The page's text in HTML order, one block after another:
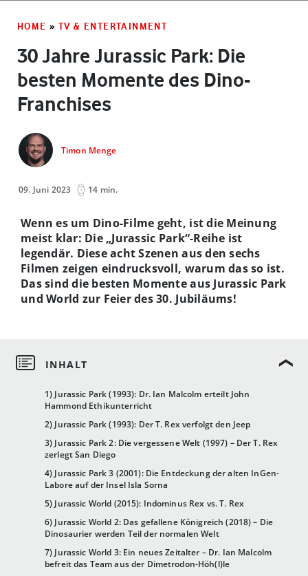
HOME » TV & ENTERTAINMENT
30 Jahre Jurassic Park: Die
besten Momente des Dino-
Franchises
Timon Menge
09. Juni 2023 14 min.
1) Jurassic Park (1993): Dr. Ian Malcolm erteilt John
Hammond Ethikunterricht
2) Jurassic Park (1993): Der T. Rex verfolgt den Jeep
3) Jurassic Park 2: Die vergessene Welt (1997) – Der T. Rex
zerlegt San Diego
4) Jurassic Park 3 (2001): Die Entdeckung der alten InGen-
Labore auf der Insel Isla Sorna
5) Jurassic World (2015): Indominus Rex vs. T. Rex
6) Jurassic World 2: Das gefallene Königreich (2018) – Die
Dinosaurier werden Teil der normalen Welt
7) Jurassic World 3: Ein neues Zeitalter – Dr. Ian Malcolm
befreit das Team aus der Dimetrodon-Höh(l)le
Wenn es um Dino-Filme geht, ist die Meinung
meist klar: Die „Jurassic Park“-Reihe ist
legendär. Diese acht Szenen aus den sechs
Filmen zeigen eindrucksvoll, warum das so ist.
Das sind die besten Momente aus Jurassic Park
und World zur Feier des 30. Jubiläums!